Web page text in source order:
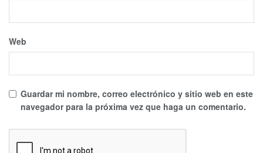
Web
Guardar mi nombre, correo electrónico y sitio web en este
navegador para la próxima vez que haga un comentario.